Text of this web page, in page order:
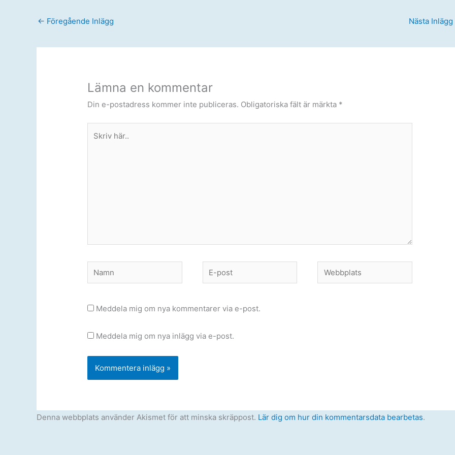
← Föregående Inlägg Nästa Inlägg
Lämna en kommentar
Din e-postadress kommer inte publiceras. Obligatoriska fält är märkta *
Namn
E-
post
Webbplats
Meddela mig om nya kommentarer via e-post.
Meddela mig om nya inlägg via e-post.
Denna webbplats använder Akismet för att minska skräppost. Lär dig om hur din kommentarsdata bearbetas.